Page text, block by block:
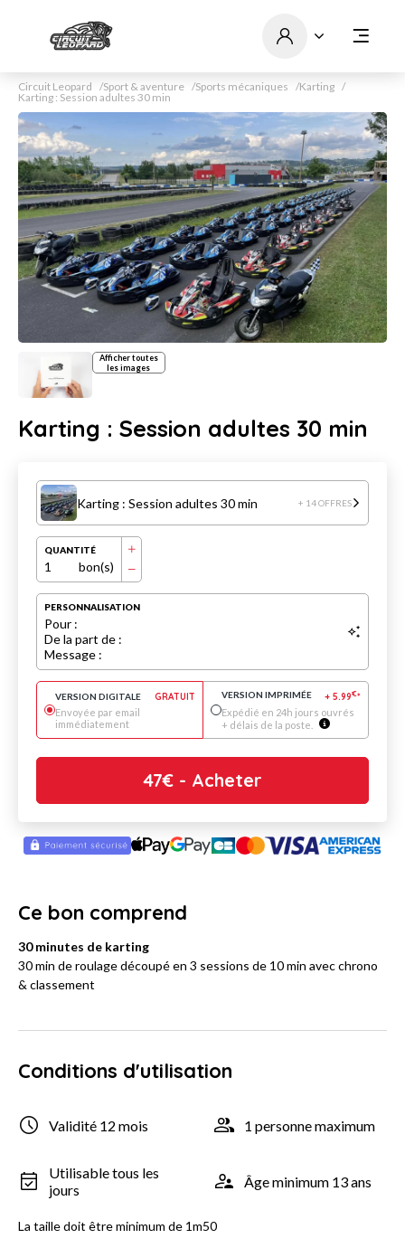
Circuit Leopard Sport & aventure Sports mécaniques
Karting
Karting : Session adultes 30 min
Afficher toutes
les images
Karting : Session adultes 30 min
Karting : Session adultes 30 min + 14 OFFRES
QUANTITÉ
1 bon(s)
PERSONNALISATION
Pour :
De la part de :
Message :
VERSION DIGITALE
GRATUIT
Envoyée par email
immédiatement
VERSION IMPRIMÉE + 5.99€*
Expédié en 24h jours ouvrés
+ délais de la poste.
47€ - Acheter
Ce bon comprend
30 minutes de karting
30 min de roulage découpé en 3 sessions de 10 min avec chrono
& classement
Conditions d'utilisation
Validité 12 mois 1 personne maximum
Utilisable tous les
jours
Âge minimum 13 ans
La taille doit être minimum de 1m50